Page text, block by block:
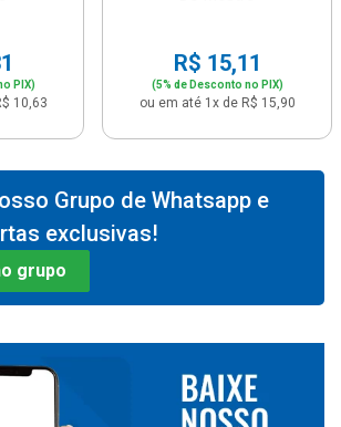
PIX)
10,63
R$ 15,11
(5% de Desconto no PIX)
ou em até 1x de R$ 15,90
Grupo de Whatsapp e
exclusivas!
grupo